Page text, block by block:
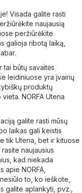
Visada galite rasti
naujausią
peržiūrėkite
galioja ribotą laiką,
tai būtų savaitės
leidiniuose yra įvairių
produktų
NORFA Utena
galite rasti mūsų
laikas gali keistis
tik Utena, bet ir kituose
naujausius
kad niekada
apie NORFA,
to, ko ieškote,
galite aplankyti, pvz.,